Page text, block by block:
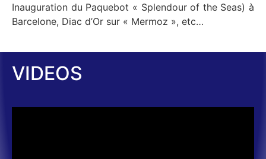
Inauguration du Paquebot « Splendour of the Seas) à
Barcelone, Diac d’Or sur « Mermoz », etc…
VIDEOS